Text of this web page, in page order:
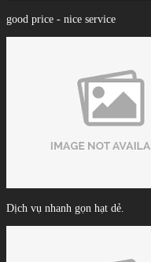
good price - nice service
Dịch vụ nhanh gọn hạt dẻ.